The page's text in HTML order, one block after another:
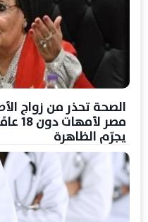
مصر
يجرّم الظاهرة